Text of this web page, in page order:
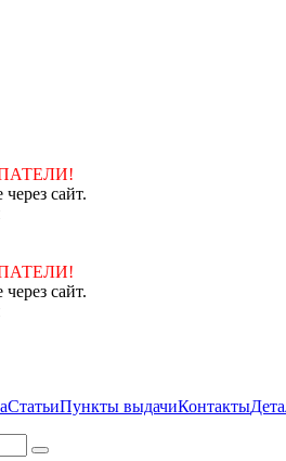
сайт.
сайт.
СтатьиПункты выдачиКонтакты